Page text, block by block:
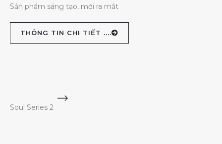
Sản phẩm sáng tạo, mới ra mắt
THÔNG TIN CHI TIẾT ....
Soul Series 2